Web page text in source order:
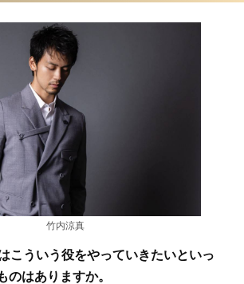
竹内涼真
ういう役をやっていきたいといっ
のはありますか。